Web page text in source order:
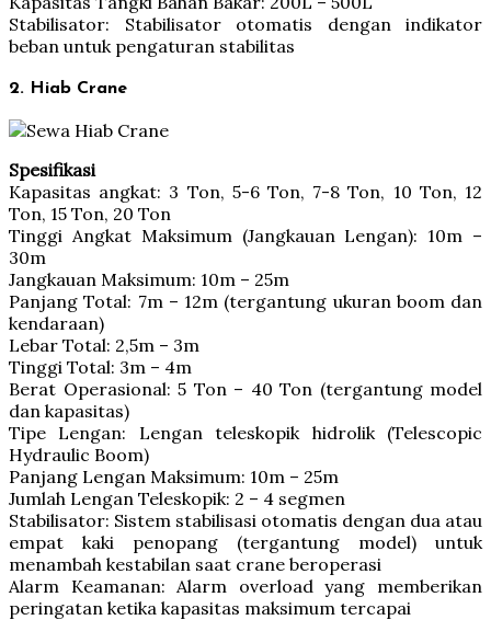
Stabilisator: Stabilisator otomatis dengan indikator
beban untuk pengaturan stabilitas
2. Hiab Crane
Spesifikasi
Kapasitas angkat: 3 Ton, 5-6 Ton, 7-8 Ton, 10 Ton, 12
Ton, 15 Ton, 20 Ton
Tinggi Angkat Maksimum (Jangkauan Lengan): 10m –
30m
Jangkauan Maksimum: 10m – 25m
Panjang Total: 7m – 12m (tergantung ukuran boom dan
kendaraan)
Lebar Total: 2,5m – 3m
Tinggi Total: 3m – 4m
Berat Operasional: 5 Ton – 40 Ton (tergantung model
dan kapasitas)
Tipe Lengan: Lengan teleskopik hidrolik (Telescopic
Hydraulic Boom)
Panjang Lengan Maksimum: 10m – 25m
Jumlah Lengan Teleskopik: 2 – 4 segmen
Stabilisator: Sistem stabilisasi otomatis dengan dua atau
empat kaki penopang (tergantung model) untuk
menambah kestabilan saat crane beroperasi
Alarm Keamanan: Alarm overload yang memberikan
peringatan ketika kapasitas maksimum tercapai